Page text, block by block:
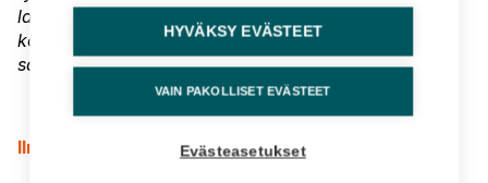
laskutustiedot ja ryhmä laskutetaan yhdellä
koontilaskulla. Ryhmähinnat voimassa 1.9.2026
saakka (viimeinen kuluton peruutuspäivä).
Ilmoittautumisen peruminen:
HYVÄKSY EVÄSTEET
VAIN PAKOLLISET EVÄSTEET
Evästeasetukset